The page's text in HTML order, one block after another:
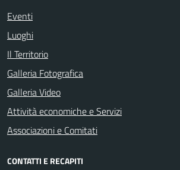
Eventi
Luoghi
Il Territorio
Galleria Fotografica
Galleria Video
Attività economiche e Servizi
Associazioni e Comitati
CONTATTI E RECAPITI